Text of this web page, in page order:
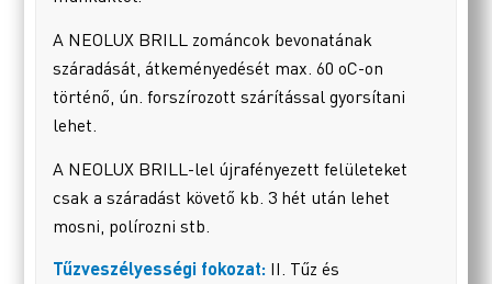
A NEOLUX BRILL zománcok bevonatának
száradását, átkeményedését max. 60 oC-on
történő, ún. forszírozott szárítással gyorsítani
lehet.
A NEOLUX BRILL-lel újrafényezett felületeket
csak a száradást követő kb. 3 hét után lehet
mosni, polírozni stb.
Tűzveszélyességi fokozat: II. Tűz és